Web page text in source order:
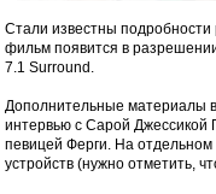
Стали известны подробности
фильм появится в
7.1 Surround.
Дополнительные материалы
интервью с Сарой Джессикой
певицей Ферги. На
устройств (нужно отметить,